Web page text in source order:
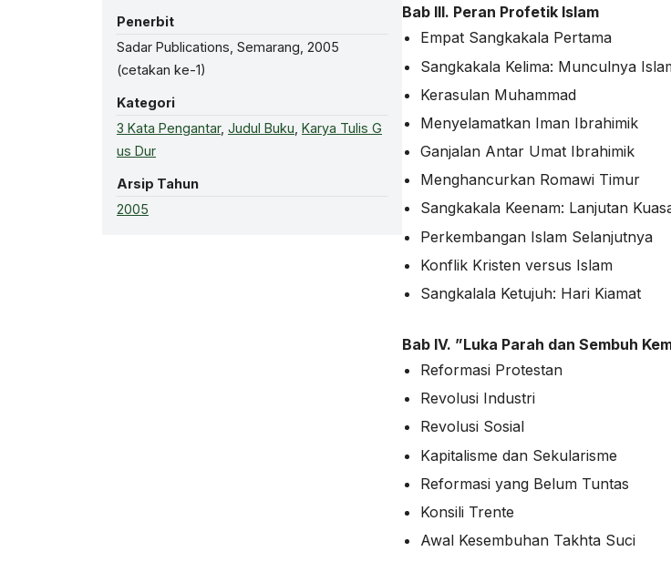
Penerbit
Sadar Publications, Semarang, 2005
(cetakan ke-1)
Kategori
3 Kata Pengantar, Judul Buku Karya Tulis G
us Dur
Arsip Tahun
2005
Bab III. Peran Profetik Islam
Empat Sangkakala Pertama
Sangkakala Kelima: Munculnya
Kerasulan Muhammad
Menyelamatkan Iman Ibrahimik
Ganjalan Antar Umat Ibrahimik
Menghancurkan Romawi Timur
Sangkakala Keenam: Lanjutan
Perkembangan Islam Selanjutnya
Konflik Kristen versus Islam
Sangkalala Ketujuh: Hari Kiamat
Bab IV. ”Luka Parah dan Sembuh
Reformasi Protestan
Revolusi Industri
Revolusi Sosial
Kapitalisme dan Sekularisme
Reformasi yang Belum Tuntas
Konsili Trente
Awal Kesembuhan Takhta Suci